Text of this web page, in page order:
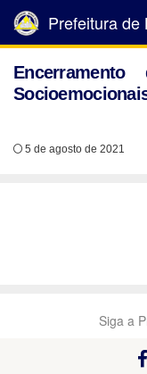
Prefeitura de
5 de agosto de 2021
Siga a